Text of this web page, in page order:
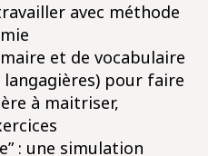
avec méthode
et de vocabulaire
pour faire
à maitriser,
: une simulation